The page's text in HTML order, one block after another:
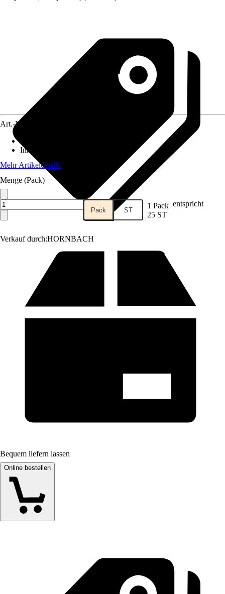
Verkauf durch:HORNBACH
Art.-Nr.
Inhalt
Mehr Artikeldetails
Menge (Pack)
Pack ST 1 Pack entspricht
25 ST
Bequem liefern lassen
Online bestellen